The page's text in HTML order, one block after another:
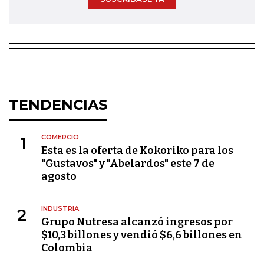
TENDENCIAS
1 COMERCIO
Esta es la oferta de Kokoriko para los
"Gustavos" y "Abelardos" este 7 de
agosto
2 INDUSTRIA
Grupo Nutresa alcanzó ingresos por
$10,3 billones y vendió $6,6 billones en
Colombia